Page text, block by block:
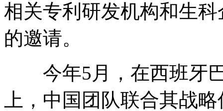
相关专利研发机构和生
的邀请。
今年5月，在西班牙巴
上，中国团队联合其战